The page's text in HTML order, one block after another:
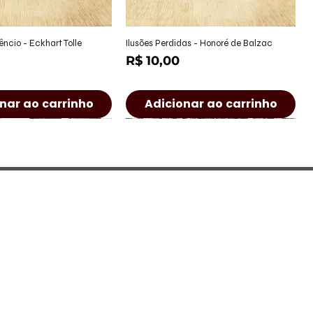
rápida
- Eckhart Tolle
ao carrinho
Visualização rápida
Ilusões Perdidas - Honoré de Balzac
Preço
R$ 10,00
Adicionar ao carrinho